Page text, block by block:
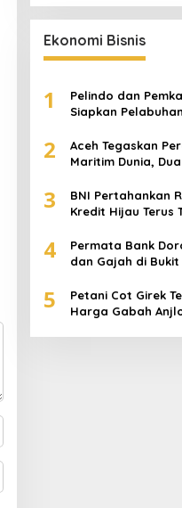
Ekonomi Bisnis
1
Pelindo dan
Siapkan
2
Aceh Tegaskan
Maritim Dunia,
Geukueh
3
BNI Pertahankan
Kredit Hijau Terus
4
Permata Bank
dan Gajah di
5
Petani Cot Girek
Harga Gabah